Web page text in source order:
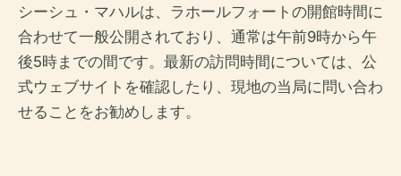
シーシュ・マハルは、ラホールフォートの開館時間に
合わせて一般公開されており、通常は午前9時から午
後5時までの間です。最新の訪問時間については、公
式ウェブサイトを確認したり、現地の当局に問い合わ
せることをお勧めします。